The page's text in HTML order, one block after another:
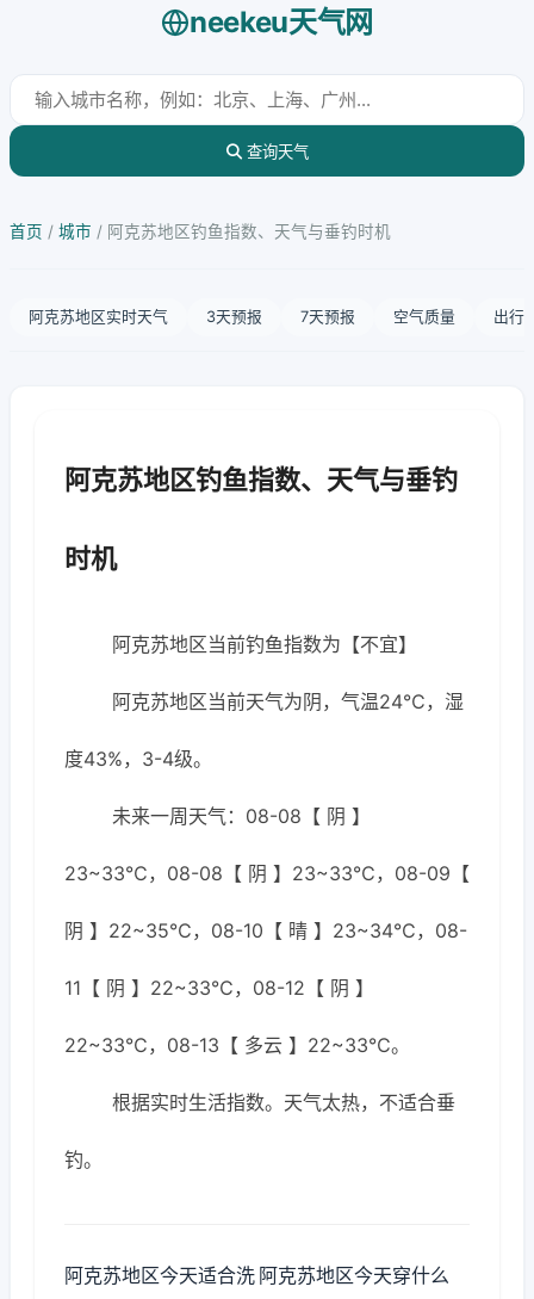
neekeu天气网
查询天气
首页 / 城市 / 阿克苏地区钓鱼指数、天气与垂钓时机
阿克苏地区实时天气 3天预报 7天预报 空气质量 出行
阿克苏地区钓鱼指数、天气与垂钓
时机
阿克苏地区当前钓鱼指数为【不宜】
阿克苏地区当前天气为阴，气温24℃，湿
度43%，3-4级。
未来一周天气：08-08【 阴 】
23~33℃，08-08【 阴 】23~33℃，08-09【
阴 】22~35℃，08-10【 晴 】23~34℃，08-
11【 阴 】22~33℃，08-12【 阴 】
22~33℃，08-13【 多云 】22~33℃。
根据实时生活指数。天气太热，不适合垂
钓。
阿克苏地区今天适合洗 阿克苏地区今天穿什么